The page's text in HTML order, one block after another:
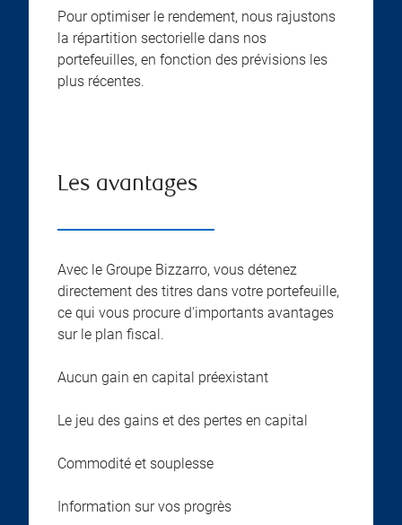
Pour optimiser le rendement, nous rajustons
la répartition sectorielle dans nos
portefeuilles, en fonction des prévisions les
plus récentes.
Les avantages
Avec le Groupe Bizzarro, vous détenez
directement des titres dans votre portefeuille,
ce qui vous procure d'importants avantages
sur le plan fiscal.
Aucun gain en capital préexistant
Le jeu des gains et des pertes en capital
Commodité et souplesse
Information sur vos progrès